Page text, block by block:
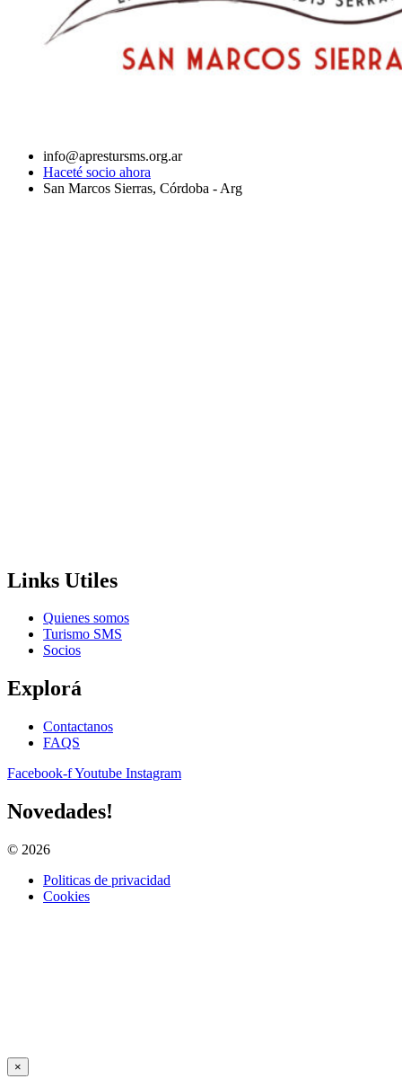
info@aprestursms.org.ar
Haceté socio ahora
San Marcos Sierras, Córdoba - Arg
Links Utiles
Quienes somos
Turismo SMS
Socios
Explorá
Contactanos
FAQS
Facebook-fYoutube Instagram
Novedades!
© 2026
Politicas de privacidad
Cookies
×